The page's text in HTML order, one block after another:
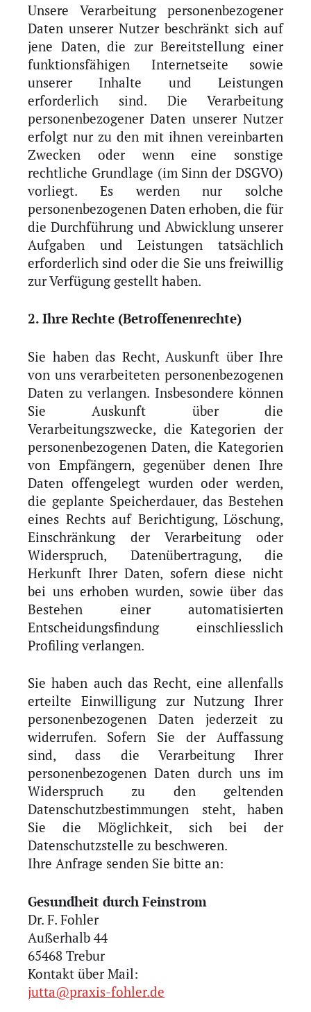
Unsere Verarbeitung personenbezogener
Daten unserer Nutzer beschränkt sich auf
jene Daten, die zur Bereitstellung einer
funktionsfähigen Internetseite sowie
unserer Inhalte und Leistungen
erforderlich sind. Die Verarbeitung
personenbezogener Daten unserer Nutzer
erfolgt nur zu den mit ihnen vereinbarten
Zwecken oder wenn eine sonstige
rechtliche Grundlage (im Sinn der DSGVO)
vorliegt. Es werden nur solche
personenbezogenen Daten erhoben, die für
die Durchführung und Abwicklung unserer
Aufgaben und Leistungen tatsächlich
erforderlich sind oder die Sie uns freiwillig
zur Verfügung gestellt haben.
2. Ihre Rechte (Betroffenenrechte)
Sie haben das Recht, Auskunft über Ihre
von uns verarbeiteten personenbezogenen
Daten zu verlangen. Insbesondere können
Sie Auskunft über die
Verarbeitungszwecke, die Kategorien der
personenbezogenen Daten, die Kategorien
von Empfängern, gegenüber denen Ihre
Daten offengelegt wurden oder werden,
die geplante Speicherdauer, das Bestehen
eines Rechts auf Berichtigung, Löschung,
Einschränkung der Verarbeitung oder
Widerspruch, Datenübertragung, die
Herkunft Ihrer Daten, sofern diese nicht
bei uns erhoben wurden, sowie über das
Bestehen einer automatisierten
Entscheidungsfindung einschliesslich
Profiling verlangen.
Sie haben auch das Recht, eine allenfalls
erteilte Einwilligung zur Nutzung Ihrer
personenbezogenen Daten jederzeit zu
widerrufen. Sofern Sie der Auffassung
sind, dass die Verarbeitung Ihrer
personenbezogenen Daten durch uns im
Widerspruch zu den geltenden
Datenschutzbestimmungen steht, haben
Sie die Möglichkeit, sich bei der
Datenschutzstelle zu beschweren.
Ihre Anfrage senden Sie bitte an:
Gesundheit durch Feinstrom
Dr. F. Fohler
Außerhalb 44
65468 Trebur
Kontakt über Mail:
jutta@praxis-fohler.de